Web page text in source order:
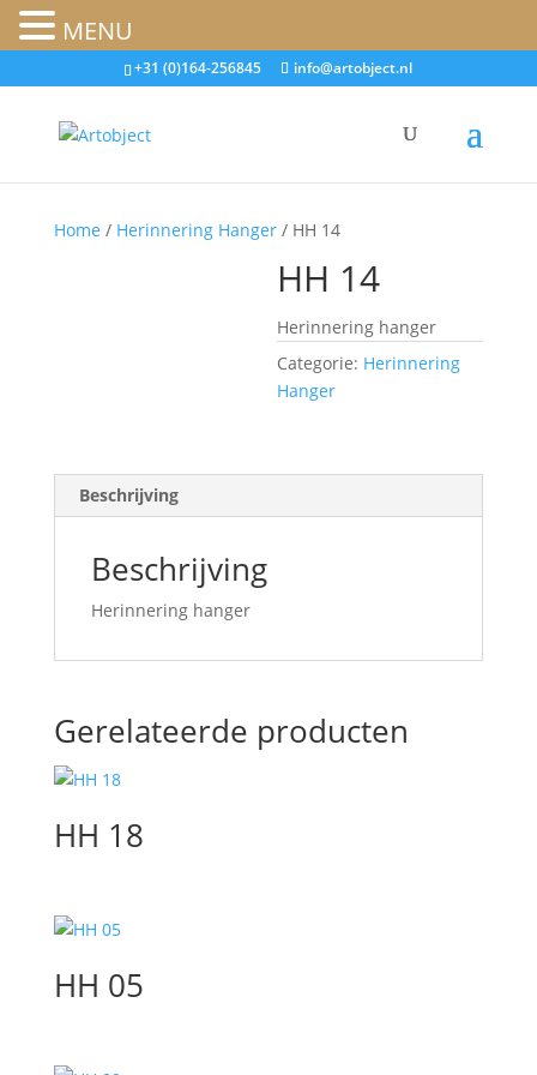
+31 (0)164-256845 info@artobject.nl
Home / Herinnering Hanger/ HH 14
HH 14
Herinnering hanger
Categorie: Herinnering
Hanger
Beschrijving
Beschrijving
Herinnering hanger
Gerelateerde producten
HH 18
HH 05
MENU